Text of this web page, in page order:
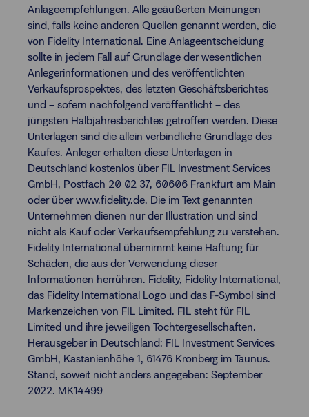
Anlageempfehlungen. Alle geäußerten Meinungen
sind, falls keine anderen Quellen genannt werden, die
von Fidelity International. Eine Anlageentscheidung
sollte in jedem Fall auf Grundlage der wesentlichen
Anlegerinformationen und des veröffentlichten
Verkaufsprospektes, des letzten Geschäftsberichtes
und – sofern nachfolgend veröffentlicht – des
jüngsten Halbjahresberichtes getroffen werden. Diese
Unterlagen sind die allein verbindliche Grundlage des
Kaufes. Anleger erhalten diese Unterlagen in
Deutschland kostenlos über FIL Investment Services
GmbH, Postfach 20 02 37, 60606 Frankfurt am Main
oder über www.fidelity.de. Die im Text genannten
Unternehmen dienen nur der Illustration und sind
nicht als Kauf oder Verkaufsempfehlung zu verstehen.
Fidelity International übernimmt keine Haftung für
Schäden, die aus der Verwendung dieser
Informationen herrühren. Fidelity, Fidelity International,
das Fidelity International Logo und das F-Symbol sind
Markenzeichen von FIL Limited. FIL steht für FIL
Limited und ihre jeweiligen Tochtergesellschaften.
Herausgeber in Deutschland: FIL Investment Services
GmbH, Kastanienhöhe 1, 61476 Kronberg im Taunus.
Stand, soweit nicht anders angegeben: September
2022. MK14499